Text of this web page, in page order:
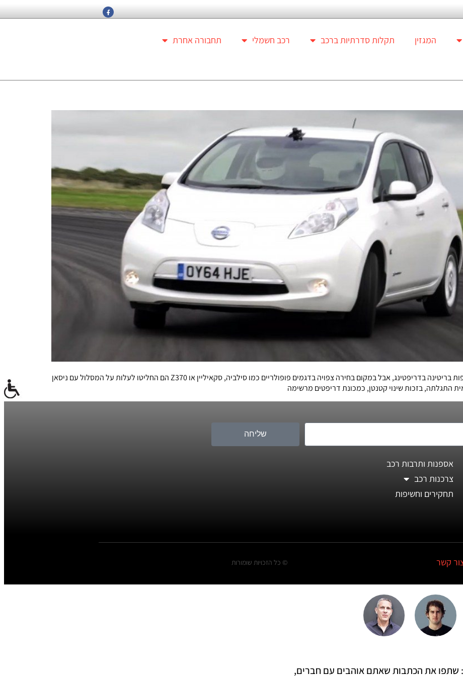
המגזין תקלות סדרתיות ברכב רכב חשמלי
תחבורה אחרת
אנשי מגזין הרכב "אוטוקאר" החליטו לקחת ניסאן לאליפות בריטינה בדריפטינג, אבל במקום בחירה צפויה בדגמים פופולריים כמו סילביה, סקאיליין או Z370 הם החליטו לעלות על המסלול עם ניסאן
בזכות שינוי קטנטן, כמכונת דריפטים מרשימה
שליחה
אספנות ותרבות רכב
צרכנות רכב
תחקירים וחשיפות
קשר © כל הזכויות שומורות
שתפו את הכתבות שאתם אוהבים עם חברים,